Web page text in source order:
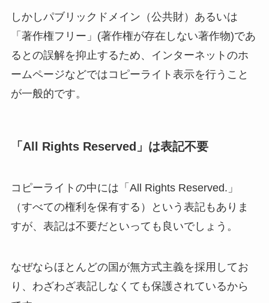
しかしパブリックドメイン（公共財）あるいは
「著作権フリー」(著作権が存在しない著作物)であ
るとの誤解を抑止するため、インターネットのホ
ームページなどではコピーライト表示を行うこと
が一般的です。
「All Rights Reserved」は表記不要
コピーライトの中には「All Rights Reserved.」
（すべての権利を保有する）という表記もありま
すが、表記は不要だといっても良いでしょう。
なぜならほとんどの国が無方式主義を採用してお
り、わざわざ表記しなくても保護されているから